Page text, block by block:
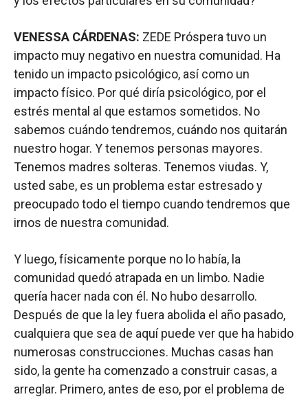
VENESSA CÁRDENAS: ZEDE Próspera tuvo un
impacto muy negativo en nuestra comunidad. Ha
tenido un impacto psicológico, así como un
impacto físico. Por qué diría psicológico, por el
estrés mental al que estamos sometidos. No
sabemos cuándo tendremos, cuándo nos quitarán
nuestro hogar. Y tenemos personas mayores.
Tenemos madres solteras. Tenemos viudas. Y,
usted sabe, es un problema estar estresado y
preocupado todo el tiempo cuando tendremos que
irnos de nuestra comunidad.
Y luego, físicamente porque no lo había, la
comunidad quedó atrapada en un limbo. Nadie
quería hacer nada con él. No hubo desarrollo.
Después de que la ley fuera abolida el año pasado,
cualquiera que sea de aquí puede ver que ha habido
numerosas construcciones. Muchas casas han
sido, la gente ha comenzado a construir casas, a
arreglar. Primero, antes de eso, por el problema de